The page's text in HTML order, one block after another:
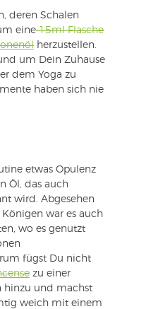
deren Schalen
eine15ml Flasche
herzustellen.
um Dein Zuhause
dem Yoga zu
haben sich nie
etwas Opulenz
Öl, das auch
wird. Abgesehen
war es auch
wo es genutzt
fügst Du nicht
zu einer
hinzu und machst
weich mit einem